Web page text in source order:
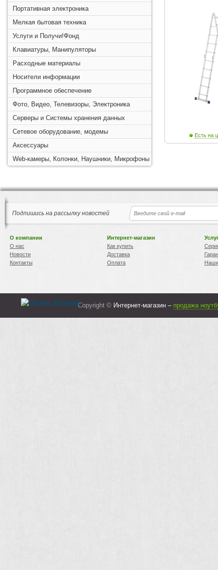
Портативная электроника
Мелкая бытовая техника
Услуги и Получи!Фонд
Клавиатуры, Манипуляторы
Расходные материалы
Носители информации
Программное обеспечение
Фото, Видео, Телевизоры, Электроника
Серверы и Системы хранения данных
Сетевое оборудование, модемы
Аксессуары
Web-камеры, Колонки, Наушники, Микрофоны
Есть на
Подпишись на рассылку новостей
О компании
О нас
Новости
Контакты
Интернет-магазин
Как купить
Доставка
Оплата
Copyright © Интернет-магазин – продажа